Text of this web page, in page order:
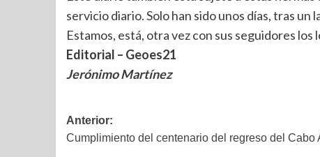
servicio diario. Solo han sido unos días, tras
Estamos, está, otra vez con sus seguidores
Editorial – Geoes21
Jerónimo Martínez
Anterior:
Cumplimiento del centenario del regreso del Cabo